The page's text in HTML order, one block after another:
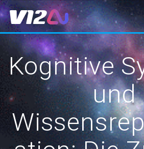
Zum
Inhalt
springen
Kognitive
und